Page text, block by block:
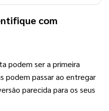
com
podem ser a primeira
podem passar ao entregar
parecida para os seus